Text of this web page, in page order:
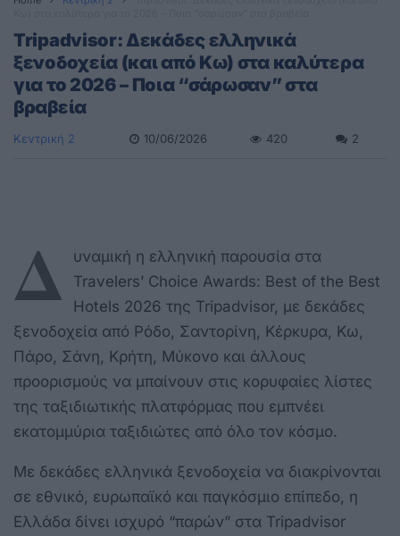
Tripadvisor: Δεκάδες ελληνικά
ξενοδοχεία (και από Κω) στα καλύτερα
για το 2026 – Ποια “σάρωσαν” στα
βραβεία
Κεντρική 2 10/06/2026 420 2
Δ
υναμική η ελληνική παρουσία στα
Travelers’ Choice Awards: Best of the Best
Hotels 2026 της Tripadvisor, με δεκάδες
ξενοδοχεία από Ρόδο, Σαντορίνη, Κέρκυρα, Κω,
Πάρο, Σάνη, Κρήτη, Μύκονο και άλλους
προορισμούς να μπαίνουν στις κορυφαίες λίστες
της ταξιδιωτικής πλατφόρμας που εμπνέει
εκατομμύρια ταξιδιώτες από όλο τον κόσμο.
Με δεκάδες ελληνικά ξενοδοχεία να διακρίνονται
σε εθνικό, ευρωπαϊκό και παγκόσμιο επίπεδο, η
Ελλάδα δίνει ισχυρό “παρών” στα Tripadvisor